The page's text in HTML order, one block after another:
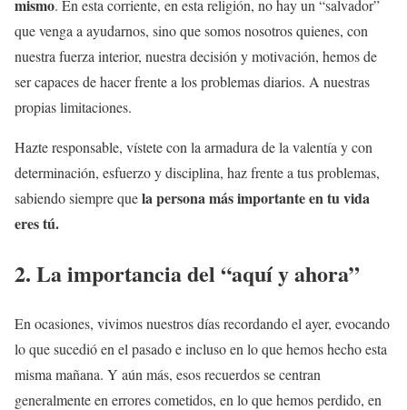
mismo. En esta corriente, en esta religión, no hay un “salvador”
que venga a ayudarnos, sino que somos nosotros quienes, con
nuestra fuerza interior, nuestra decisión y motivación, hemos de
ser capaces de hacer frente a los problemas diarios. A nuestras
propias limitaciones.
Hazte responsable, vístete con la armadura de la valentía y con
determinación, esfuerzo y disciplina, haz frente a tus problemas,
sabiendo siempre quela persona más importante en tu vida
eres tú.
2. La importancia del “aquí y ahora”
En ocasiones, vivimos nuestros días recordando el ayer, evocando
lo que sucedió en el pasado e incluso en lo que hemos hecho esta
misma mañana. Y aún más, esos recuerdos se centran
generalmente en errores cometidos, en lo que hemos perdido, en